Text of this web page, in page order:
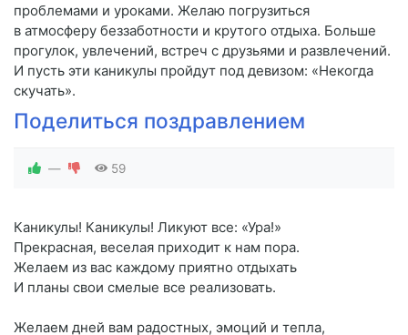
проблемами и уроками. Желаю погрузиться
в атмосферу беззаботности и крутого отдыха. Больше
прогулок, увлечений, встреч с друзьями и развлечений.
И пусть эти каникулы пройдут под девизом: «Некогда
скучать».
Поделиться поздравлением
— 59
Каникулы! Каникулы! Ликуют все: «Ура!»
Прекрасная, веселая приходит к нам пора.
Желаем из вас каждому приятно отдыхать
И планы свои смелые все реализовать.
Желаем дней вам радостных, эмоций и тепла,